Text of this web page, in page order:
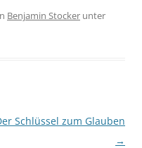
Benjamin Stocker unter
Schlüssel zum Glauben
→